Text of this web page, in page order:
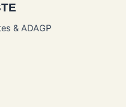
& ADAGP